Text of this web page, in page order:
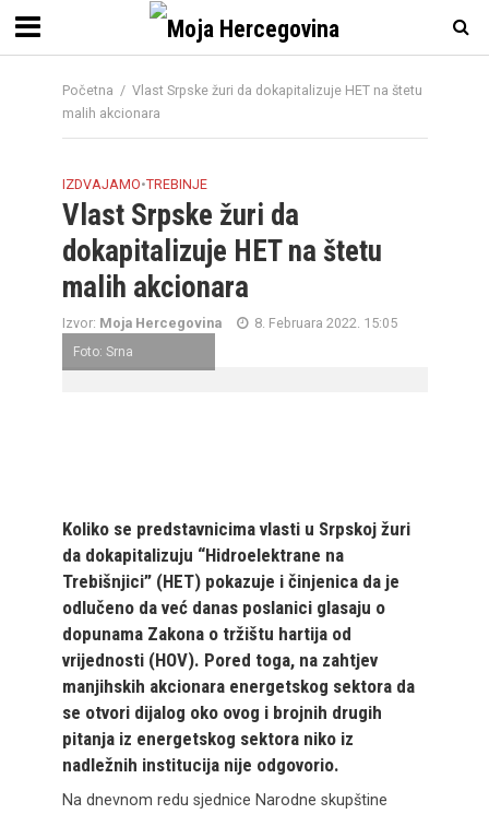
Početna / Vlast Srpske žuri da dokapitalizuje HET na štetu
malih akcionara
IZDVAJAMO•TREBINJE
Vlast Srpske žuri da
dokapitalizuje HET na štetu
malih akcionara
Izvor: Moja Hercegovina 8. Februara 2022. 15:05
Foto: Srna
Koliko se predstavnicima vlasti u Srpskoj žuri
da dokapitalizuju “Hidroelektrane na
Trebišnjici” (HET) pokazuje i činjenica da je
odlučeno da već danas poslanici glasaju o
dopunama Zakona o tržištu hartija od
vrijednosti (HOV). Pored toga, na zahtjev
manjihskih akcionara energetskog sektora da
se otvori dijalog oko ovog i brojnih drugih
pitanja iz energetskog sektora niko iz
nadležnih institucija nije odgovorio.
Na dnevnom redu sjednice Narodne skupštine